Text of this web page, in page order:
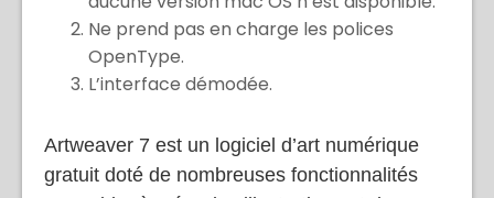
Disponible uniquement sur Windows ;
aucune version mac OS n’est disponible.
Ne prend pas en charge les polices
OpenType.
Artweaver 7 est un logiciel d’art numérique